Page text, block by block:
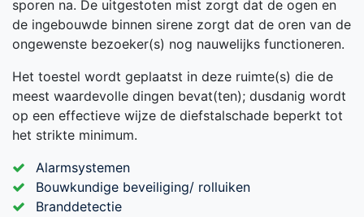
sporen na. De uitgestoten mist zorgt dat de ogen en
de ingebouwde binnen sirene zorgt dat de oren van de
ongewenste bezoeker(s) nog nauwelijks functioneren.
Het toestel wordt geplaatst in deze ruimte(s) die de
meest waardevolle dingen bevat(ten); dusdanig wordt
op een effectieve wijze de diefstalschade beperkt tot
het strikte minimum.
Alarmsystemen
Bouwkundige beveiliging/ rolluiken
Branddetectie